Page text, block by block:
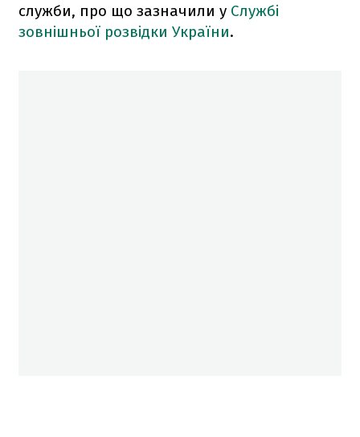
служби, про що зазначили у Службі
зовнішньої розвідки України.